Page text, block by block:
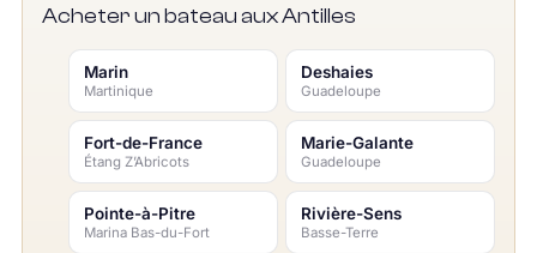
Acheter un bateau aux Antilles
Marin
Martinique
Deshaies
Guadeloupe
Fort-de-France
Étang Z’Abricots
Marie-Galante
Guadeloupe
Pointe-à-Pitre
Marina Bas-du-Fort
Rivière-Sens
Basse-Terre